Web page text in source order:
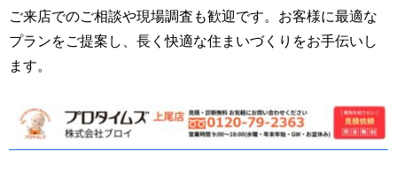
ご来店でのご相談や現場調査も歓迎です。お客様に最適な
プランをご提案し、長く快適な住まいづくりをお手伝いし
ます。